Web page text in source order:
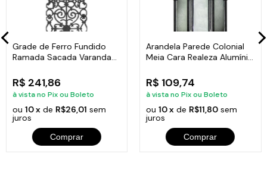
Grade de Ferro Fundido
Ramada Sacada Varanda
R$ 241,86
à vista no Pix ou Boleto
ou 10 xde R$26,01 sem
juros
Comprar
Arandela Parede Colonial
Meia Cara Realeza Alumínio
R$ 109,74
à vista no Pix ou Boleto
ou 10 xde R$11,80sem
juros
Comprar